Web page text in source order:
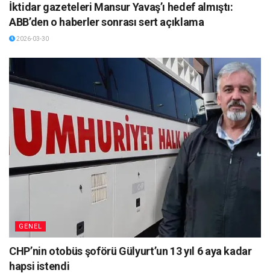
İktidar gazeteleri Mansur Yavaş’ı hedef almıştı:
ABB’den o haberler sonrası sert açıklama
2026-03-30
GENEL
CHP’nin otobüs şoförü Gülyurt’un 13 yıl 6 aya kadar
hapsi istendi